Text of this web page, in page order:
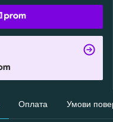
Оплата Умови